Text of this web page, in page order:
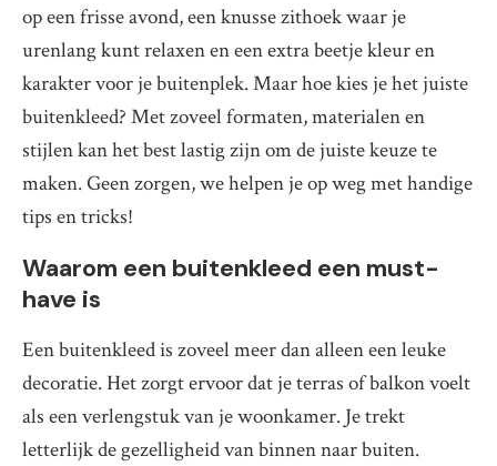
op een frisse avond, een knusse zithoek waar je
urenlang kunt relaxen en een extra beetje kleur en
karakter voor je buitenplek. Maar hoe kies je het juiste
buitenkleed? Met zoveel formaten, materialen en
stijlen kan het best lastig zijn om de juiste keuze te
maken. Geen zorgen, we helpen je op weg met handige
tips en tricks!
Waarom een buitenkleed een must-
have is
Een buitenkleed is zoveel meer dan alleen een leuke
decoratie. Het zorgt ervoor dat je terras of balkon voelt
als een verlengstuk van je woonkamer. Je trekt
letterlijk de gezelligheid van binnen naar buiten.